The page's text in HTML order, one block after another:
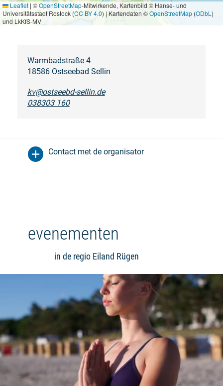
Leaflet | ©OpenStreetMap-Mitwirkende, Kartenbild © Hanse- und
Universitätsstadt Rostock (CC BY 4.0) | Kartendaten ©OpenStreetMap (ODbL )
und LkKfS-MV
Warmbadstraße 4
18586 Ostseebad Sellin
kv@ostseebd-sellin.de
038303 160
Contact met de organisator
evenementen
in de regio Eiland Rügen